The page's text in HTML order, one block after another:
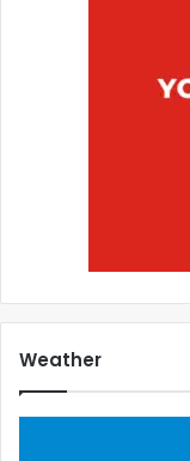
Weather